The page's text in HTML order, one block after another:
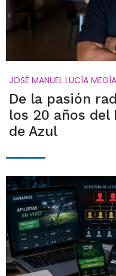
JOSÉ MANUEL LUCÍA
De la pasión
los 20 años del
de Azul